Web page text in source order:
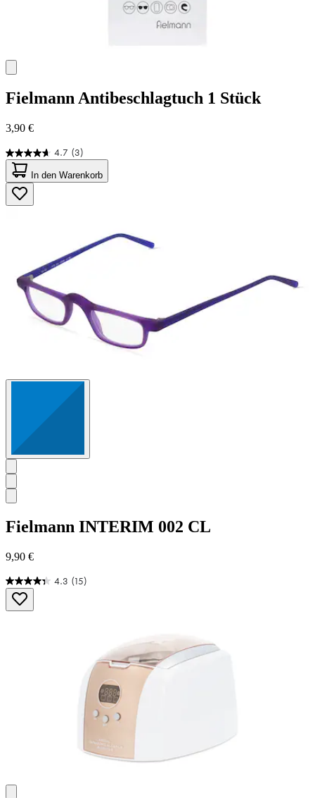
FielmannAntibeschlagtuch 1 Stück
3,90 €
4.7 (3)
4.7
von
5
Sternen.
3
In den Warenkorb
Fielmann INTERIM 002 CL
9,90 €
4.3 (15)
4.3
von
5